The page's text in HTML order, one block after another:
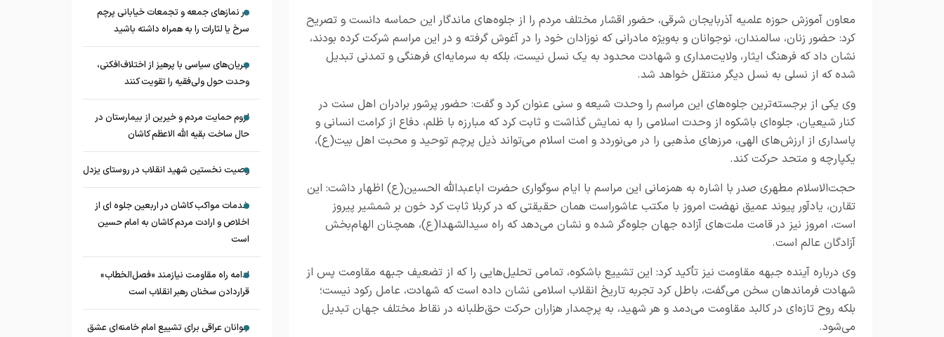
معاون آموزش حوزه علمیه آذربایجان شرقی، حضور اقشار مختلف مردم را از جلوه‌های ماندگار این حماسه دانست و تصریح
کرد: حضور زنان، سالمندان، نوجوانان و به‌ویژه مادرانی که نوزادان خود را در آغوش گرفته و در این مراسم شرکت کرده بودند،
نشان داد که فرهنگ ایثار، ولایت‌مداری و شهادت محدود به یک نسل نیست، بلکه به سرمایه‌ای فرهنگی و تمدنی تبدیل
شده که از نسلی به نسل دیگر منتقل خواهد شد.
وی یکی از برجسته‌ترین جلوه‌های این مراسم را وحدت شیعه و سنی عنوان کرد و گفت: حضور پرشور برادران اهل سنت در
کنار شیعیان، جلوه‌ای باشکوه از وحدت اسلامی را به نمایش گذاشت و ثابت کرد که مبارزه با ظلم، دفاع از کرامت انسانی و
پاسداری از ارزش‌های الهی، مرزهای مذهبی را در می‌نوردد و امت اسلام می‌تواند ذیل پرچم توحید و محبت اهل‌ بیت(ع)،
یکپارچه و متحد حرکت کند.
حجت‌الاسلام مطهری صدر با اشاره به همزمانی این مراسم با ایام سوگواری حضرت اباعبدالله الحسین(ع) اظهار داشت: این
تقارن، یادآور پیوند عمیق نهضت امروز با مکتب عاشوراست همان حقیقتی که در کربلا ثابت کرد خون بر شمشیر پیروز
است، امروز نیز در قامت ملت‌های آزاده جهان جلوه‌گر شده و نشان می‌دهد که راه سیدالشهدا(ع)، همچنان الهام‌بخش
آزادگان عالم است.
وی درباره آینده جبهه مقاومت نیز تأکید کرد: این تشییع باشکوه، تمامی تحلیل‌هایی را که از تضعیف جبهه مقاومت پس از
شهادت فرماندهان سخن می‌گفت، باطل کرد تجربه تاریخ انقلاب اسلامی نشان داده است که شهادت، عامل رکود نیست؛
بلکه روح تازه‌ای در کالبد مقاومت می‌دمد و هر شهید، به پرچمدار هزاران حرکت حق‌طلبانه در نقاط مختلف جهان تبدیل
می‌شود.
در نماز‌های جمعه و تجمعات خیابانی پرچم
سرخ یا لثارات را به همراه داشته باشید
جریان‌های سیاسی با پرهیز از اختلاف‌افکنی،
وحدت حول ولی‌فقیه را تقویت کنند
لزوم حمایت مردم و خیرین از بیمارستان در
حال ساخت بقیه الله الاعظم کاشان
وصیت نخستین شهید انقلاب در روستای یزدل
خدمات مواکب کاشان در اربعین جلوه ای از
اخلاص و ارادت مردم کاشان به امام حسین
است
ادامه راه مقاومت نیازمند «فصل‌الخطاب»
قراردادن سخنان رهبر انقلاب است
جوانان عراقی برای تشییع امام خامنه‌ای عشق